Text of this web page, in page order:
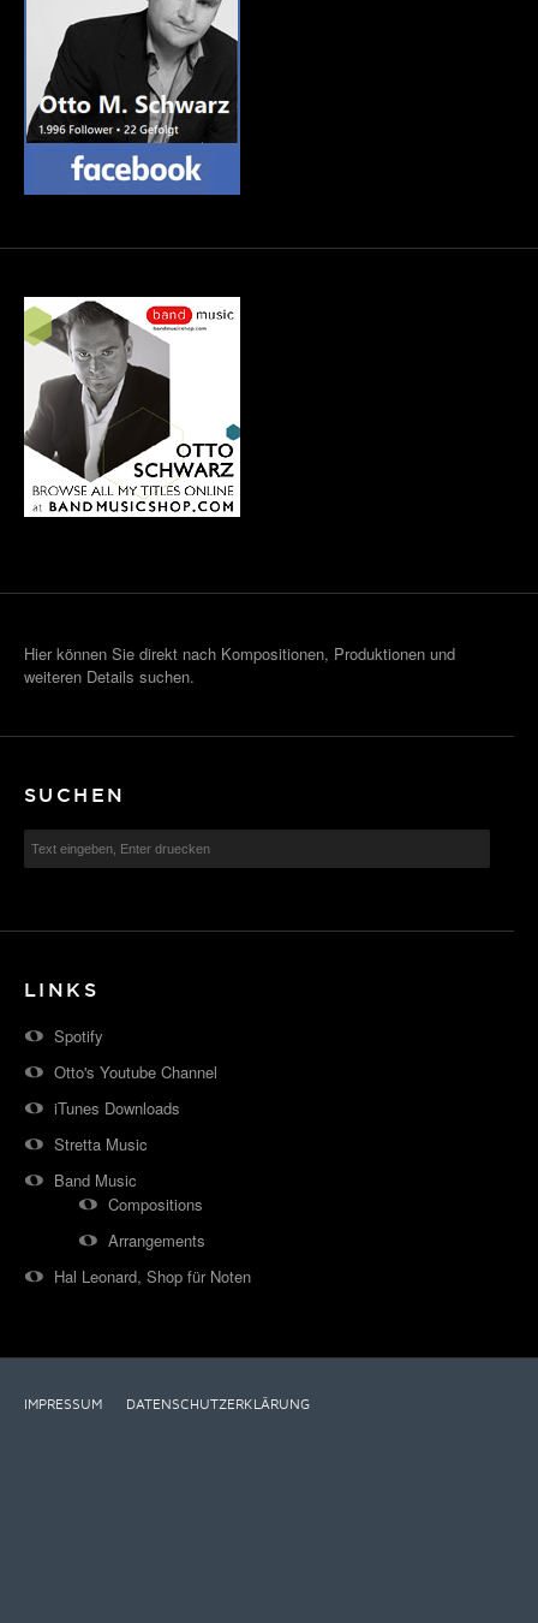
Hier können Sie direkt nach Kompositionen, Produktionen und
weiteren Details suchen.
SUCHEN
LINKS
Spotify
Otto's Youtube Channel
iTunes Downloads
Stretta Music
Band Music
Compositions
Arrangements
Hal Leonard, Shop für Noten
IMPRESSUM DATENSCHUTZERKLÄRUNG